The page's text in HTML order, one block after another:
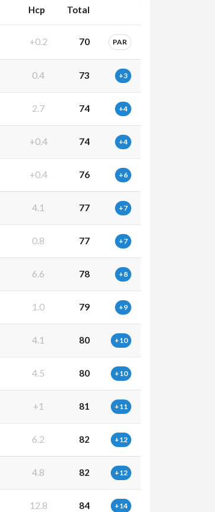
Hcp Total
+0.2 70 PAR
0.4 73 +3
2.7 74 +4
+0.4 74 +4
+0.4 76 +6
4.1 77 +7
0.8 77 +7
6.6 78 +8
1.0 79 +9
4.1 80 +10
4.5 80 +10
+1 81 +11
6.2 82 +12
4.8 82 +12
12.8 84 +14